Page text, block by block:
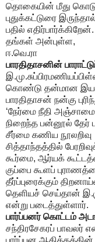
தொகையின் மீது
புதுக்கட்டுரை
பதில் எதிர்பார்க்கிறேன்.
தங்கள் அன்புள்ள,
ஈ.வெ.ரா
பாரதிதாசனின்
கொண்டு தன்மான
பாரதிதாசன் நன்கு
‘நேர்மை நீதி அஞ்சாமை
நிறைந்த பன்னூல் தேர்
சீர்மை கணிய நூலறிவு
சித்தாந்தத்தில்
கூர்மை, ஆர்யக்
குப்பை கூளப்
தீர்ப்புரைக்கும்
தெளியச் செய்தான்
என்று படைத்துள்ளார்.
பார்ப்பனர் கொட்டம்
சந்திரசேகரப் பாவலர்
பார்ப்பன ஆதிக்கத்தின்